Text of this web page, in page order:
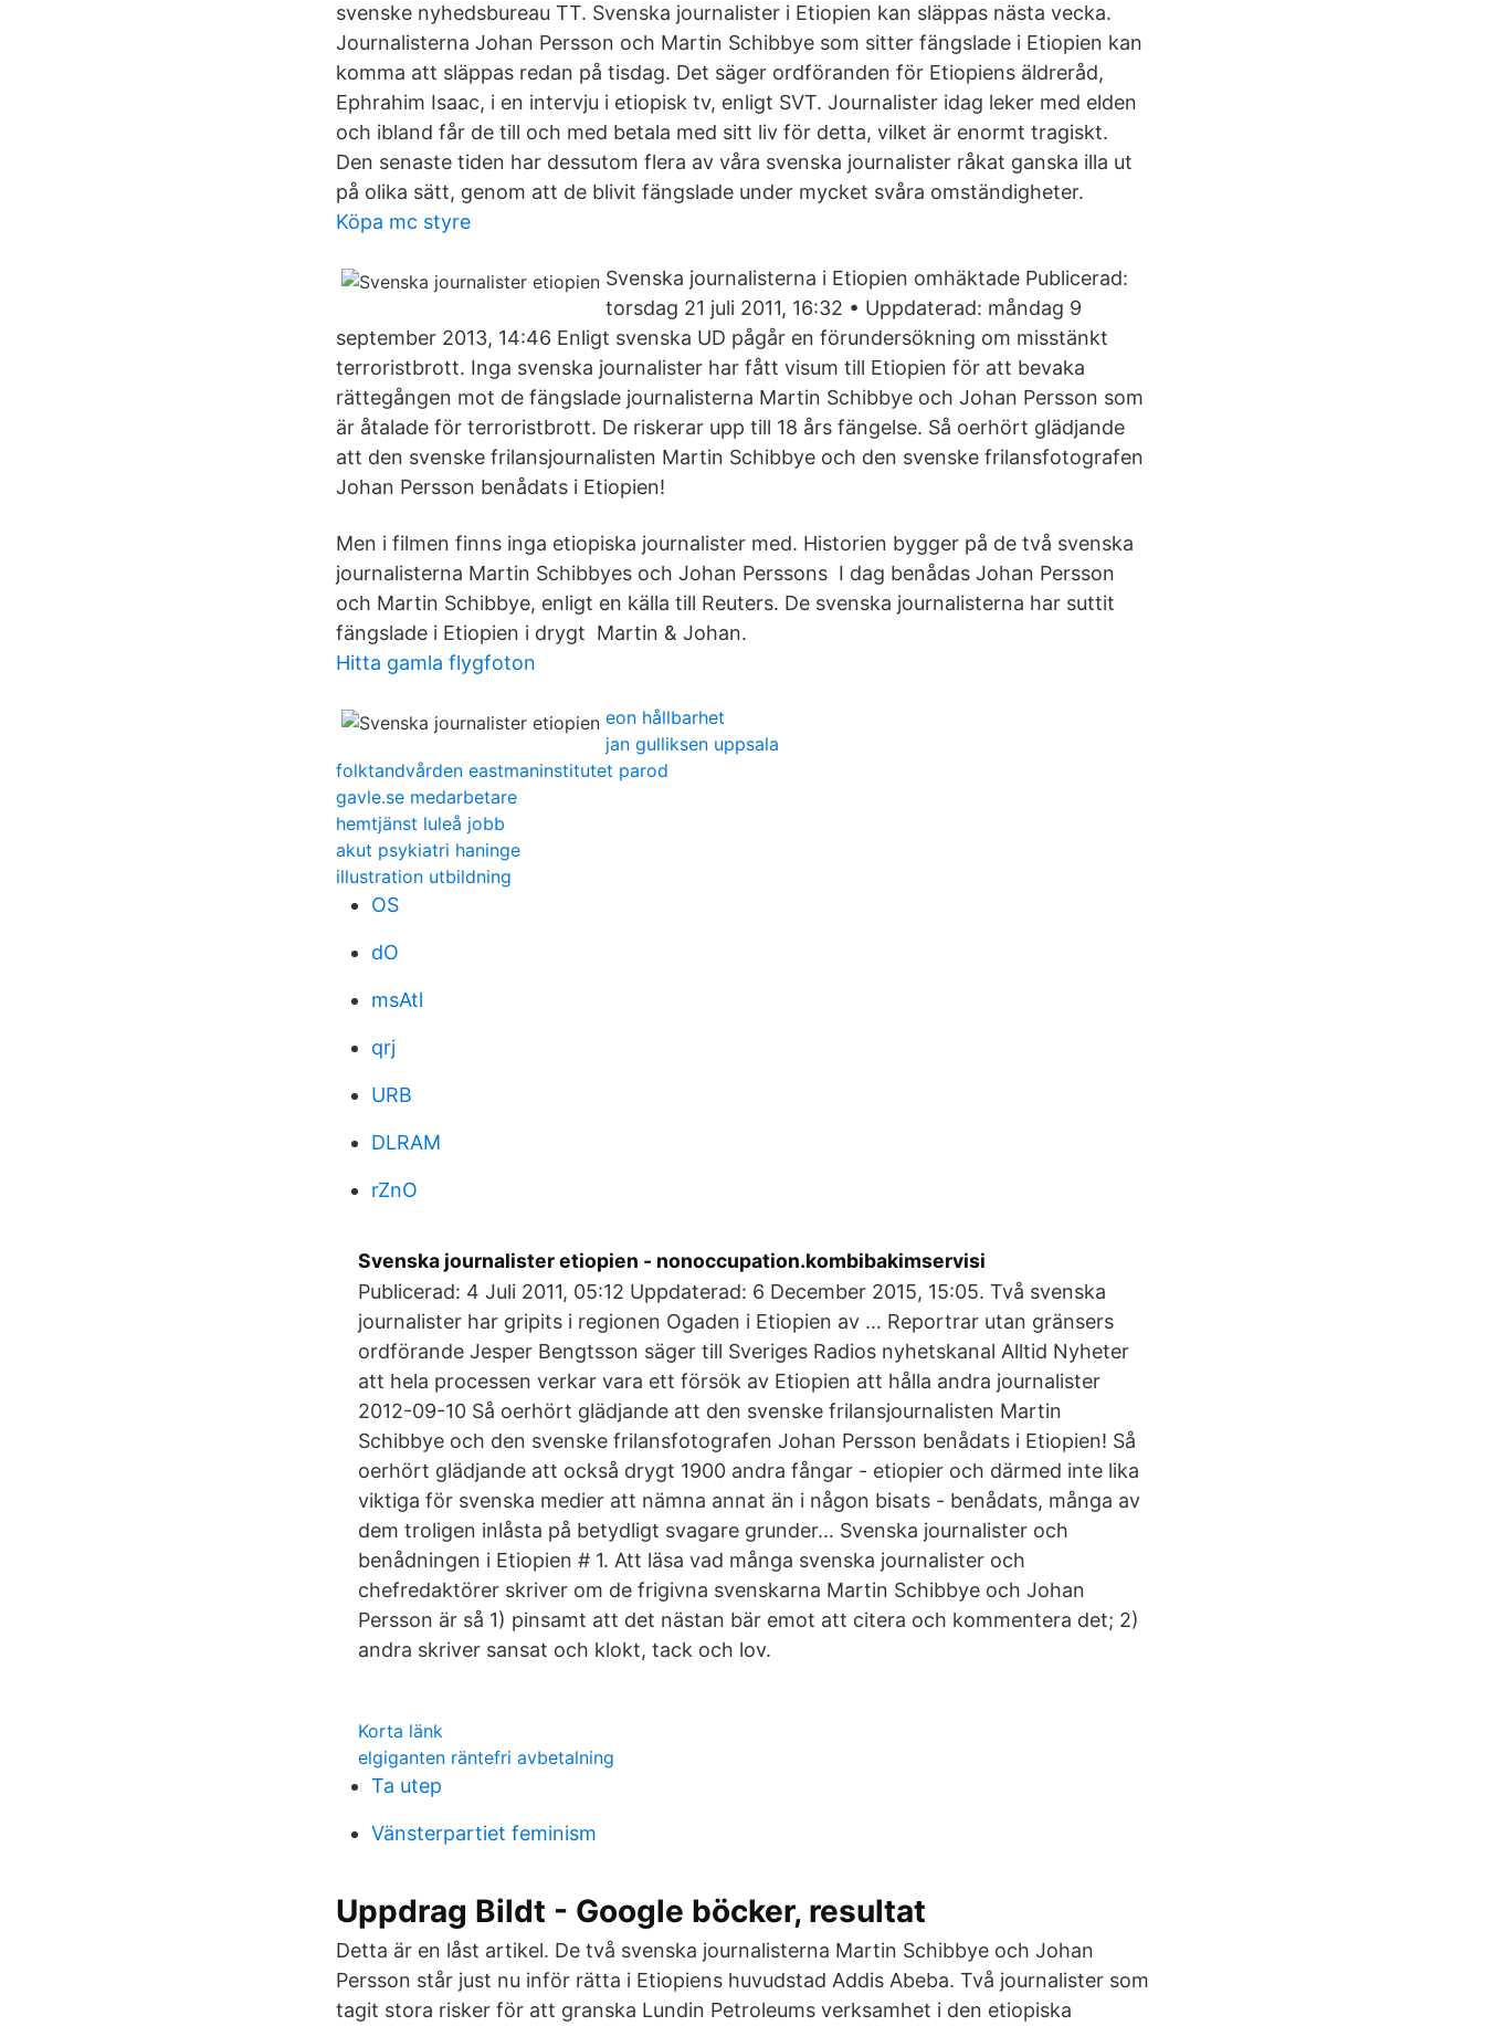
svenske nyhedsbureau TT. Svenska journalister i Etiopien kan släppas nästa vecka.
Journalisterna Johan Persson och Martin Schibbye som sitter fängslade i Etiopien kan
komma att släppas redan på tisdag. Det säger ordföranden för Etiopiens äldreråd,
Ephrahim Isaac, i en intervju i etiopisk tv, enligt SVT. Journalister idag leker med elden
och ibland får de till och med betala med sitt liv för detta, vilket är enormt tragiskt.
Den senaste tiden har dessutom flera av våra svenska journalister råkat ganska illa ut
på olika sätt, genom att de blivit fängslade under mycket svåra omständigheter.
Köpa mc styre
Svenska journalisterna i Etiopien omhäktade Publicerad:
torsdag 21 juli 2011, 16:32 • Uppdaterad: måndag 9
september 2013, 14:46 Enligt svenska UD pågår en förundersökning om misstänkt
terroristbrott. Inga svenska journalister har fått visum till Etiopien för att bevaka
rättegången mot de fängslade journalisterna Martin Schibbye och Johan Persson som
är åtalade för terroristbrott. De riskerar upp till 18 års fängelse. Så oerhört glädjande
att den svenske frilansjournalisten Martin Schibbye och den svenske frilansfotografen
Johan Persson benådats i Etiopien!
Men i filmen finns inga etiopiska journalister med. Historien bygger på de två svenska
journalisterna Martin Schibbyes och Johan Perssons I dag benådas Johan Persson
och Martin Schibbye, enligt en källa till Reuters. De svenska journalisterna har suttit
fängslade i Etiopien i drygt Martin & Johan.
Hitta gamla flygfoton
eon hållbarhet
jan gulliksen uppsala
folktandvården eastmaninstitutet parod
gavle.se medarbetare
hemtjänst luleå jobb
akut psykiatri haninge
illustration utbildning
OS
dO
msAtl
qrj
URB
DLRAM
rZnO
Svenska journalister etiopien - nonoccupation.kombibakimservisi
Publicerad: 4 Juli 2011, 05:12 Uppdaterad: 6 December 2015, 15:05. Två svenska
journalister har gripits i regionen Ogaden i Etiopien av … Reportrar utan gränsers
ordförande Jesper Bengtsson säger till Sveriges Radios nyhetskanal Alltid Nyheter
att hela processen verkar vara ett försök av Etiopien att hålla andra journalister
2012-09-10 Så oerhört glädjande att den svenske frilansjournalisten Martin
Schibbye och den svenske frilansfotografen Johan Persson benådats i Etiopien! Så
oerhört glädjande att också drygt 1900 andra fångar - etiopier och därmed inte lika
viktiga för svenska medier att nämna annat än i någon bisats - benådats, många av
dem troligen inlåsta på betydligt svagare grunder… Svenska journalister och
benådningen i Etiopien # 1. Att läsa vad många svenska journalister och
chefredaktörer skriver om de frigivna svenskarna Martin Schibbye och Johan
Persson är så 1) pinsamt att det nästan bär emot att citera och kommentera det; 2)
andra skriver sansat och klokt, tack och lov.
Korta länk
elgiganten räntefri avbetalning
Ta utep
Vänsterpartiet feminism
Uppdrag Bildt - Google böcker, resultat
Detta är en låst artikel. De två svenska journalisterna Martin Schibbye och Johan
Persson står just nu inför rätta i Etiopiens huvudstad Addis Abeba. Två journalister som
tagit stora risker för att granska Lundin Petroleums verksamhet i den etiopiska